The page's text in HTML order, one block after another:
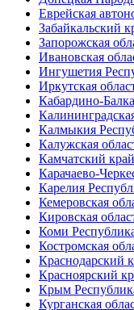
Еврейская
Забайкальский
Запорожская
Ивановская
Ингушетия
Иркутская
Кабардино-
Калмыкия
Калужская
Камчатский край
Карачаево-
Карелия
Кемеровская
Кировская
Коми
Костромская
Краснодарский
Красноярский
Крым
Курганская